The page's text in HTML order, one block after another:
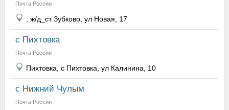
Почта России
, ж/д_ст Зубково, ул Новая, 17
с Пихтовка
Почта России
Пихтовка, с Пихтовка, ул Калинина, 10
с Нижний Чулым
Почта России